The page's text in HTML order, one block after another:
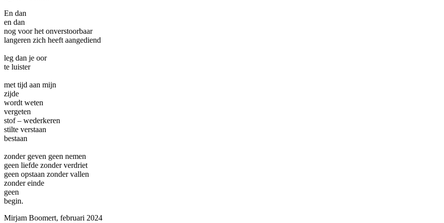
En dan
en dan
nog voor het onverstoorbaar
langeren zich heeft aangediend
leg dan je oor
te luister
met tijd aan mijn
zijde
wordt weten
vergeten
stof – wederkeren
stilte verstaan
bestaan
zonder geven geen nemen
geen liefde zonder verdriet
geen opstaan zonder vallen
zonder einde
geen
begin.
Mirjam Boomert, februari 2024